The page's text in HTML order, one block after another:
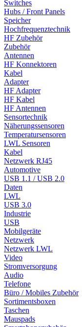
Switches
Hubs / Front Panels
Speicher
Hochfrequenztechnik
HF Zubehör
Zubehör
Antennen
HF Konnektoren
Kabel
Adapter
HF Adapter
HF Kabel
HF Antennen
Sensortechnik
Näherungssensoren
Temperatursensoren
LWL Sensoren
Kabel
Netzwerk RJ45
Automotive
USB 1.1 / USB 2.0
Daten
LWL
USB 3.0
Industrie
USB
Mobilgeräte
Netzwerk
Netzwerk LWL
Video
Stromversorgung
Audio
Telefone
Büro / Mobiles Zubehör
Sortimentsboxen
Taschen
Mauspads